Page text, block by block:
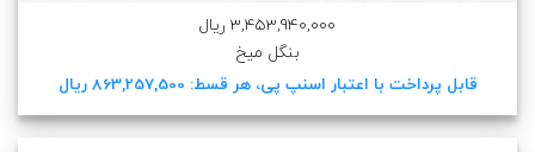
3,453,940,000 ریال
بنگل میخ
قابل پرداخت با اعتبار اسنپ پی، هر قسط: 863,257,500 ریال